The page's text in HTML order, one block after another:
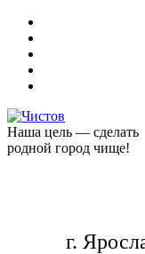
Наша цель — сделать
родной город чище!
г.